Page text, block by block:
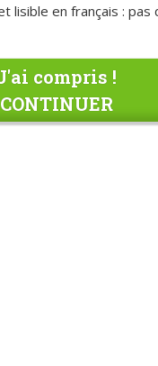
lisible en français :
compris !
CONTINUER